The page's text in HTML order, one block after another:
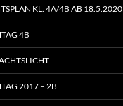
KL. 4A/4B AB 18.5.2020
4B
2017 – 2B